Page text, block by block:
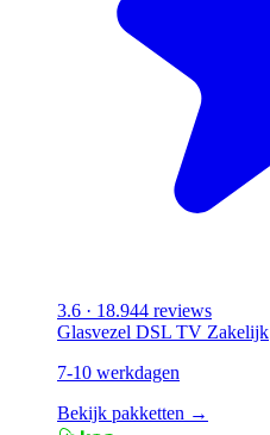
3.6 · 18.944 reviews
Glasvezel DSL TV Zakelijk
7-10 werkdagen
Bekijk pakketten →